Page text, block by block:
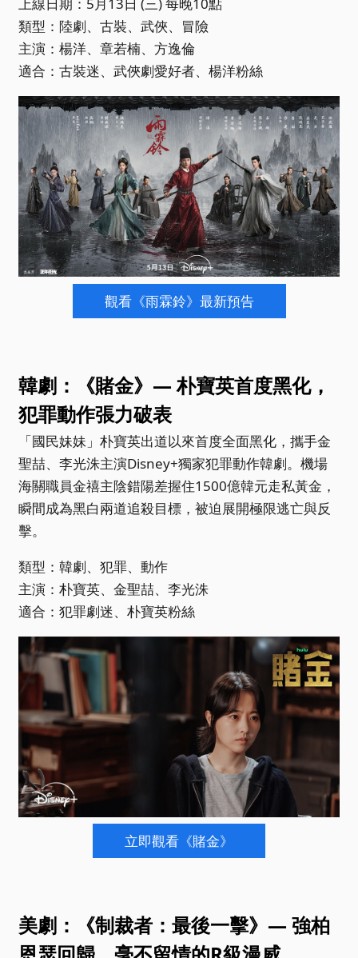
類型：陸劇、古裝、武俠、冒險
主演：楊洋、章若楠、方逸倫
適合：古裝迷、武俠劇愛好者、楊洋粉絲
觀看《雨霖鈴》最新預告
韓劇：《賭金》— 朴寶英首度黑化，
犯罪動作張力破表
「國民妹妹」朴寶英出道以來首度全面黑化，攜手金
聖喆、李光洙主演Disney+獨家犯罪動作韓劇。機場
海關職員金禧主陰錯陽差握住1500億韓元走私黃金，
瞬間成為黑白兩道追殺目標，被迫展開極限逃亡與反
擊。
類型：韓劇、犯罪、動作
主演：朴寶英、金聖喆、李光洙
適合：犯罪劇迷、朴寶英粉絲
立即觀看《賭金》
美劇：《制裁者：最後一擊》— 強柏